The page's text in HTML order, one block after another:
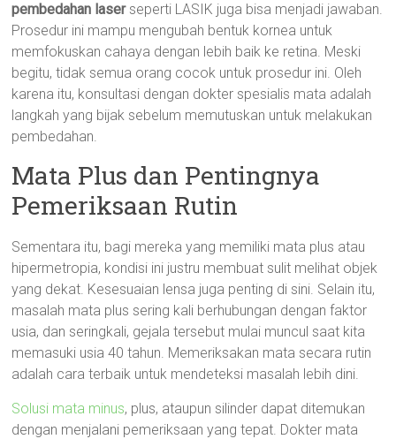
pembedahan laserseperti LASIK juga bisa menjadi jawaban.
Prosedur ini mampu mengubah bentuk kornea untuk
memfokuskan cahaya dengan lebih baik ke retina. Meski
begitu, tidak semua orang cocok untuk prosedur ini. Oleh
karena itu, konsultasi dengan dokter spesialis mata adalah
langkah yang bijak sebelum memutuskan untuk melakukan
pembedahan.
Mata Plus dan Pentingnya
Pemeriksaan Rutin
Sementara itu, bagi mereka yang memiliki mata plus atau
hipermetropia, kondisi ini justru membuat sulit melihat objek
yang dekat. Kesesuaian lensa juga penting di sini. Selain itu,
masalah mata plus sering kali berhubungan dengan faktor
usia, dan seringkali, gejala tersebut mulai muncul saat kita
memasuki usia 40 tahun. Memeriksakan mata secara rutin
adalah cara terbaik untuk mendeteksi masalah lebih dini.
Solusi mata minus, plus, ataupun silinder dapat ditemukan
dengan menjalani pemeriksaan yang tepat. Dokter mata